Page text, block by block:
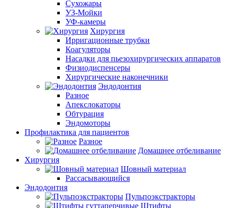
Сухожары
УЗ-Мойки
УФ-камеры
Хирургия
Ирригационные трубки
Коагуляторы
Насадки для пьезохирургических аппаратов
Физиодиспенсеры
Хирургические наконечники
Эндодонтия
Разное
Апекслокаторы
Обтурация
Эндомоторы
Профилактика для пациентов
Разное
Домашнее отбеливание
Хирургия
Шовный материал
Рассасывающийся
Эндодонтия
Пульпоэкстракторы
Штифты